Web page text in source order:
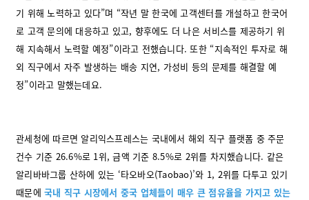
기 위해 노력하고 있다”며 “작년 말 한국에 고객센터를 개설하고 한국어
로 고객 문의에 대응하고 있고, 향후에도 더 나은 서비스를 제공하기 위
해 지속해서 노력할 예정”이라고 전했습니다. 또한 “지속적인 투자로 해
외 직구에서 자주 발생하는 배송 지연, 가성비 등의 문제를 해결할 예
정”이라고 말했는데요.
관세청에 따르면 알리익스프레스는 국내에서 해외 직구 플랫폼 중 주문
건수 기준 26.6%로 1위, 금액 기준 8.5%로 2위를 차지했습니다. 같은
알리바바그룹 산하에 있는 ‘타오바오(Taobao)’와 1, 2위를 다투고 있기
때문에국내 직구 시장에서 중국 업체들이 매우 큰 점유율을 가지고 있는